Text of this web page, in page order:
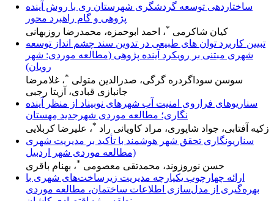
ساختاردهی توسعه گردشگری شهرستان ری با روش آینده
پژوهی و گام راهبرد محور
کیان شاکرمی *، احمد ابوحمزه، محمدرضا روزبهانی
تبیین کاربرد توان های طبیعی در تدوین سند چشم انداز توسعه
شهری مبتنی بر رویکرد آینده پژوهی (مطالعه موردی: شهر
رویان)
سوسن سوداگردره گرگی، صدرالدین متولی *، غلامرضا
جانبازی قبادی، آزیتا رجبی
سناریوهای فراروی امنیت آب شهرهای نوبیناد از منظر آینده‎
نگاری؛ مطالعه موردی شهرجدید مِهستان
زکیه آفتابی، جواد شاپوری، مراد کاویانی راد *، علیرضا کربلایی
سناریونگاری تحقق شهر هوشمند با تأکید بر مدیریت شهری
(مطالعه موردی شهر اردبیل
حسن نوروزوند، محمدتقی معصومی *، بهنام باقری
ارائه چهارچوب یکپارچه مدیریت زیرساخت‌های شهری با
بهره‌گیری از مدل‌سازی اطلاعات ساختمان، مطالعه موردی